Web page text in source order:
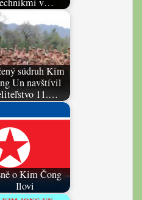
súdruh Kim
Un navštívil
11.…
o Kim Čong
Ilovi